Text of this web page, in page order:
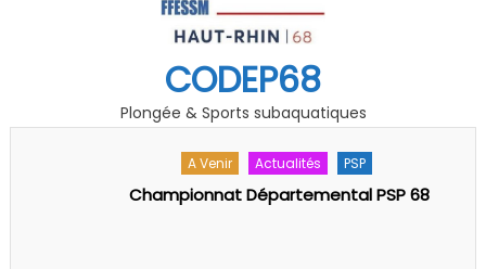
CODEP68
Plongée & Sports subaquatiques
A Venir Actualités PSP
Championnat Départemental PSP 68